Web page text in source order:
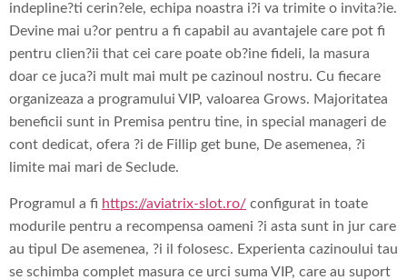
indepline?ti cerin?ele, echipa noastra i?i va trimite o invita?ie.
Devine mai u?or pentru a fi capabil au avantajele care pot fi
pentru clien?ii that cei care poate ob?ine fideli, la masura
doar ce juca?i mult mai mult pe cazinoul nostru. Cu fiecare
organizeaza a programului VIP, valoarea Grows. Majoritatea
beneficii sunt in Premisa pentru tine, in special manageri de
cont dedicat, ofera ?i de Fillip get bune, De asemenea, ?i
limite mai mari de Seclude.
Programul a fi https://aviatrix-slot.ro/ configurat in toate
modurile pentru a recompensa oameni ?i asta sunt in jur care
au tipul De asemenea, ?i il folosesc. Experienta cazinoului tau
se schimba complet masura ce urci suma VIP, care au suport